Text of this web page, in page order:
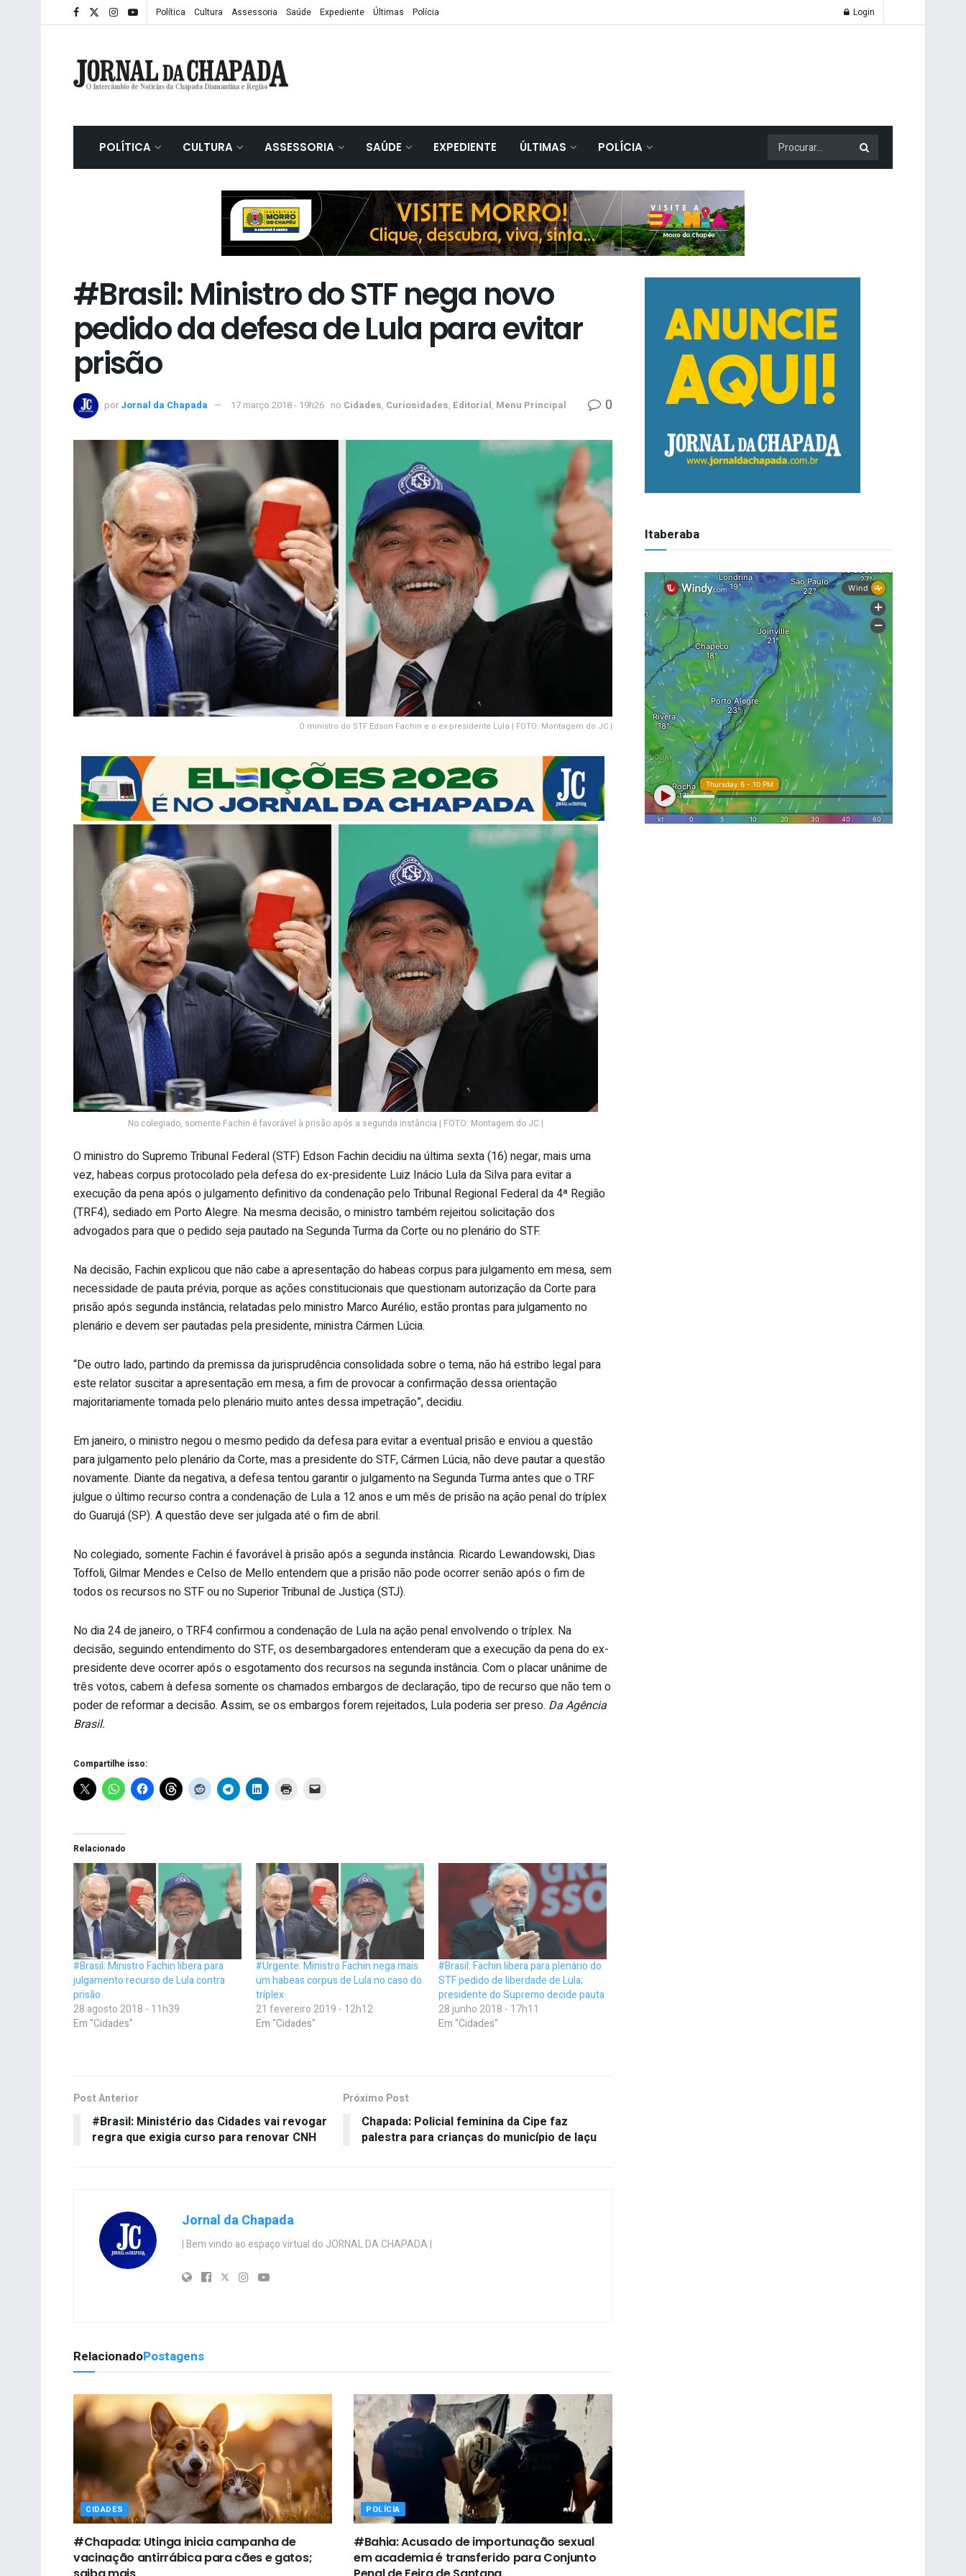
Política Cultura Assessoria Saúde Expediente Últimas Polícia Login
POLÍTICA CULTURA ASSESSORIA SAÚDE EXPEDIENTE ÚLTIMAS POLÍCIA
#Brasil: Ministro do STF nega novo
pedido da defesa de Lula para evitar
prisão
por Jornal da Chapada 17 março 2018 - 19h26 no Cidades, Curiosidades, Editorial, Menu Principal 0
O ministro do STF Edson Fachin e o ex-presidente Lula | FOTO: Montagem do JC |
No colegiado, somente Fachin é favorável à prisão após a segunda instância | FOTO: Montagem do JC |
O ministro do Supremo Tribunal Federal (STF) Edson Fachin decidiu na última sexta (16) negar, mais uma
vez, habeas corpus protocolado pela defesa do ex-presidente Luiz Inácio Lula da Silva para evitar a
execução da pena após o julgamento definitivo da condenação pelo Tribunal Regional Federal da 4ª Região
(TRF4), sediado em Porto Alegre. Na mesma decisão, o ministro também rejeitou solicitação dos
advogados para que o pedido seja pautado na Segunda Turma da Corte ou no plenário do STF.
Na decisão, Fachin explicou que não cabe a apresentação do habeas corpus para julgamento em mesa, sem
necessidade de pauta prévia, porque as ações constitucionais que questionam autorização da Corte para
prisão após segunda instância, relatadas pelo ministro Marco Aurélio, estão prontas para julgamento no
plenário e devem ser pautadas pela presidente, ministra Cármen Lúcia.
“De outro lado, partindo da premissa da jurisprudência consolidada sobre o tema, não há estribo legal para
este relator suscitar a apresentação em mesa, a fim de provocar a confirmação dessa orientação
majoritariamente tomada pelo plenário muito antes dessa impetração”, decidiu.
Em janeiro, o ministro negou o mesmo pedido da defesa para evitar a eventual prisão e enviou a questão
para julgamento pelo plenário da Corte, mas a presidente do STF, Cármen Lúcia, não deve pautar a questão
novamente. Diante da negativa, a defesa tentou garantir o julgamento na Segunda Turma antes que o TRF
julgue o último recurso contra a condenação de Lula a 12 anos e um mês de prisão na ação penal do tríplex
do Guarujá (SP). A questão deve ser julgada até o fim de abril.
No colegiado, somente Fachin é favorável à prisão após a segunda instância. Ricardo Lewandowski, Dias
Toffoli, Gilmar Mendes e Celso de Mello entendem que a prisão não pode ocorrer senão após o fim de
todos os recursos no STF ou no Superior Tribunal de Justiça (STJ).
No dia 24 de janeiro, o TRF4 confirmou a condenação de Lula na ação penal envolvendo o tríplex. Na
decisão, seguindo entendimento do STF, os desembargadores entenderam que a execução da pena do ex-
presidente deve ocorrer após o esgotamento dos recursos na segunda instância. Com o placar unânime de
três votos, cabem à defesa somente os chamados embargos de declaração, tipo de recurso que não tem o
poder de reformar a decisão. Assim, se os embargos forem rejeitados, Lula poderia ser preso. Da Agência
Brasil.
Compartilhe isso:
Relacionado
#Brasil: Ministro Fachin libera para
julgamento recurso de Lula contra
prisão
28 agosto 2018 - 11h39
Em "Cidades"
#Urgente: Ministro Fachin nega mais
um habeas corpus de Lula no caso do
tríplex
21 fevereiro 2019 - 12h12
Em "Cidades"
#Brasil: Fachin libera para plenário do
STF pedido de liberdade de Lula;
presidente do Supremo decide pauta
28 junho 2018 - 17h11
Em "Cidades"
Post Anterior
#Brasil: Ministério das Cidades vai revogar
regra que exigia curso para renovar CNH
Próximo Post
Chapada: Policial feminina da Cipe faz
palestra para crianças do município de Iaçu
Jornal da Chapada
| Bem vindo ao espaço virtual do JORNAL DA CHAPADA |
RelacionadoPostagens
CIDADES
#Chapada: Utinga inicia campanha de
vacinação antirrábica para cães e gatos;
POLÍCIA
#Bahia: Acusado de importunação sexual
em academia é transferido para Conjunto
Itaberaba